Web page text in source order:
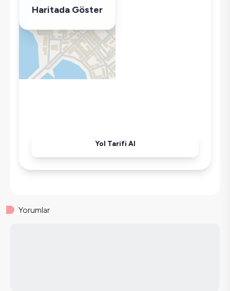
Klima
Wifi / İnternet
Tost Makinesi
Mikrodalga
Haritada Göster
Yol Tarifi Al
Yorumlar